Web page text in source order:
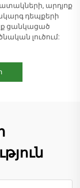
արդյոք
դեպքերի
ցանկացած
լուծում: